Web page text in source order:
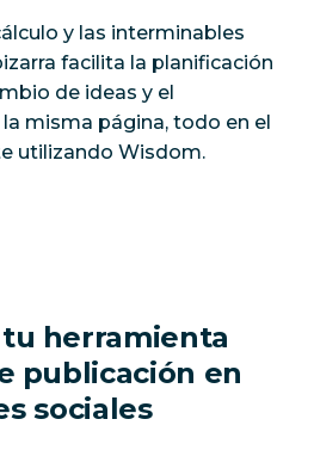
y las interminables
facilita la planificación
de ideas y el
misma página, todo en el
utilizando Wisdom.
herramienta
publicación en
sociales